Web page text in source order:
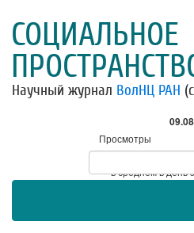
СОЦИАЛЬНОЕ
Научный журнал ВолНЦ РАН
Просмотры
Посетители
* - в среднем в день